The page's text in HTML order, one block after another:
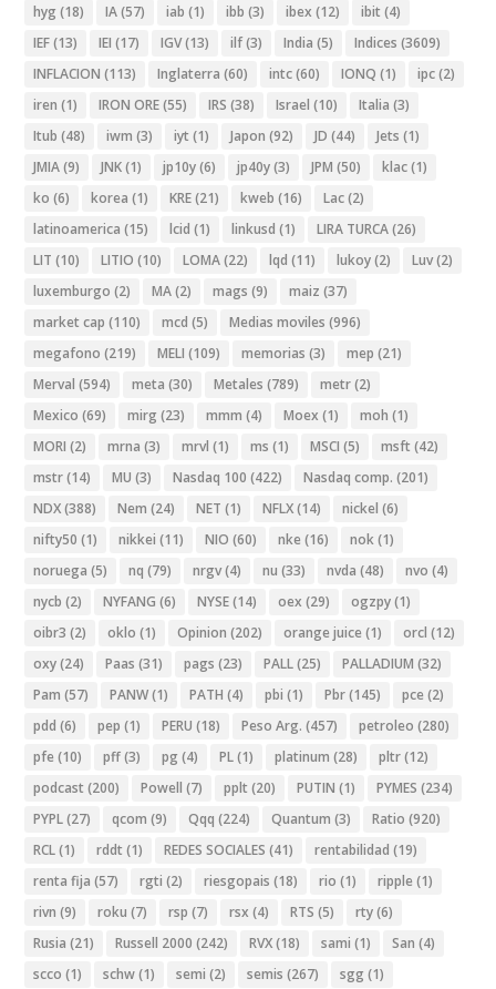
hyg (18) IA(57) iab (1) ibb (3) ibex (12) ibit (4)
IEF(13) IEI (17) IGV(13) ilf(3) India (5) Indices (3609)
INFLACION (113) Inglaterra (60) intc(60) IONQ (1) ipc(2)
iren (1) IRON ORE(55) IRS (38) Israel (10) Italia (3)
Itub (48) iwm (3) iyt (1) Japon (92) JD (44) Jets (1)
JMIA(9) JNK(1) jp10y(6) jp40y(3) JPM (50) klac(1)
ko (6) korea (1) KRE(21) kweb (16) Lac(2)
latinoamerica (15) lcid (1) linkusd (1) LIRA TURCA(26)
LIT (10) LITIO (10) LOMA(22) lqd (11) lukoy(2) Luv(2)
luxemburgo (2) MA(2) mags (9) maiz (37)
market cap (110) mcd (5) Medias moviles (996)
megafono (219) MELI (109) memorias (3) mep (21)
Merval (594) meta (30) Metales (789) metr(2)
Mexico (69) mirg (23) mmm (4) Moex (1) moh (1)
MORI (2) mrna (3) mrvl (1) ms (1) MSCI (5) msft (42)
mstr(14) MU (3) Nasdaq 100 (422) Nasdaq comp. (201)
NDX(388) Nem (24) NET (1) NFLX(14) nickel (6)
nifty50 (1) nikkei (11) NIO (60) nke (16) nok(1)
noruega (5) nq (79) nrgv(4) nu (33) nvda (48) nvo (4)
nycb (2) NYFANG (6) NYSE(14) oex (29) ogzpy(1)
oibr3 (2) oklo (1) Opinion (202) orange juice (1) orcl (12)
oxy(24) Paas (31) pags (23) PALL(25) PALLADIUM (32)
Pam (57) PANW(1) PATH (4) pbi (1) Pbr(145) pce (2)
pdd (6) pep (1) PERU (18) Peso Arg. (457) petroleo (280)
pfe (10) pff(3) pg (4) PL(1) platinum (28) pltr(12)
podcast (200) Powell (7) pplt (20) PUTIN (1) PYMES (234)
PYPL(27) qcom (9) Qqq (224) Quantum (3) Ratio (920)
RCL(1) rddt (1) REDES SOCIALES (41) rentabilidad (19)
renta fija (57) rgti (2) riesgopais (18) rio (1) ripple (1)
rivn (9) roku (7) rsp (7) rsx (4) RTS (5) rty(6)
Rusia (21) Russell 2000 (242) RVX(18) sami (1) San (4)
scco (1) schw(1) semi (2) semis (267) sgg (1)